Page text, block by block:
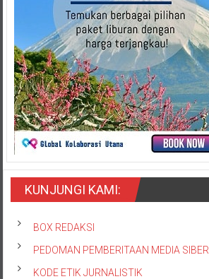
KUNJUNGI KAMI:
BOX REDAKSI
PEDOMAN PEMBERITAAN MEDIA SIBER
KODE ETIK JURNALISTIK